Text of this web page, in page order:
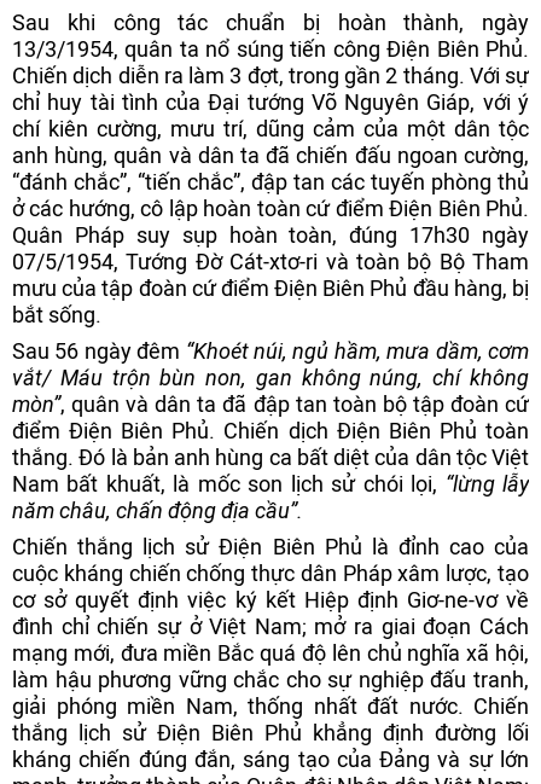
Sau khi công tác chuẩn bị hoàn thành, ngày
13/3/1954, quân ta nổ súng tiến công Điện Biên Phủ.
Chiến dịch diễn ra làm 3 đợt, trong gần 2 tháng. Với sự
chỉ huy tài tình của Đại tướng Võ Nguyên Giáp, với ý
chí kiên cường, mưu trí, dũng cảm của một dân tộc
anh hùng, quân và dân ta đã chiến đấu ngoan cường,
“đánh chắc”, “tiến chắc”, đập tan các tuyến phòng thủ
ở các hướng, cô lập hoàn toàn cứ điểm Điện Biên Phủ.
Quân Pháp suy sụp hoàn toàn, đúng 17h30 ngày
07/5/1954, Tướng Đờ Cát-xtơ-ri và toàn bộ Bộ Tham
mưu của tập đoàn cứ điểm Điện Biên Phủ đầu hàng, bị
bắt sống.
Sau 56 ngày đêm “Khoét núi, ngủ hầm, mưa dầm, cơm
vắt/ Máu trộn bùn non, gan không núng, chí không
mòn”, quân và dân ta đã đập tan toàn bộ tập đoàn cứ
điểm Điện Biên Phủ. Chiến dịch Điện Biên Phủ toàn
thắng. Đó là bản anh hùng ca bất diệt của dân tộc Việt
Nam bất khuất, là mốc son lịch sử chói lọi, “lừng lẫy
năm châu, chấn động địa cầu”.
Chiến thắng lịch sử Điện Biên Phủ là đỉnh cao của
cuộc kháng chiến chống thực dân Pháp xâm lược, tạo
cơ sở quyết định việc ký kết Hiệp định Giơ-ne-vơ về
đình chỉ chiến sự ở Việt Nam; mở ra giai đoạn Cách
mạng mới, đưa miền Bắc quá độ lên chủ nghĩa xã hội,
làm hậu phương vững chắc cho sự nghiệp đấu tranh,
giải phóng miền Nam, thống nhất đất nước. Chiến
thắng lịch sử Điện Biên Phủ khẳng định đường lối
kháng chiến đúng đắn, sáng tạo của Đảng và sự lớn